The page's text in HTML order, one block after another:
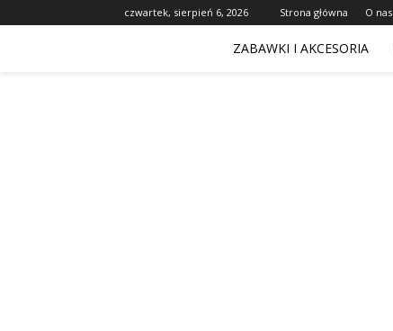
czwartek, sierpień 6, 2026 Strona główna O nas
ZABAWKI I AKCESORIA